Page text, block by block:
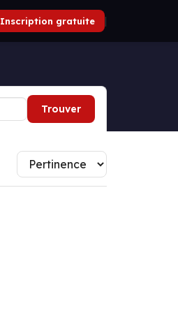
Inscription gratuite |
Trouver